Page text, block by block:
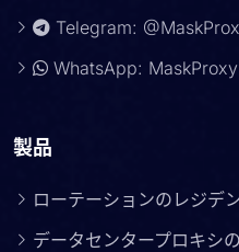
Telegram:
WhatsApp: MaskProxy
製品
ローテーションのレジデ
データセンタープロキシ